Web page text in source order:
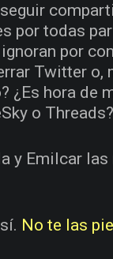
por todas
por
Twitter o,
¿Es hora de
o Threads?
y Emilcar
No te las